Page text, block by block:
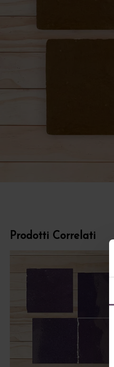
Prodotti Correlati